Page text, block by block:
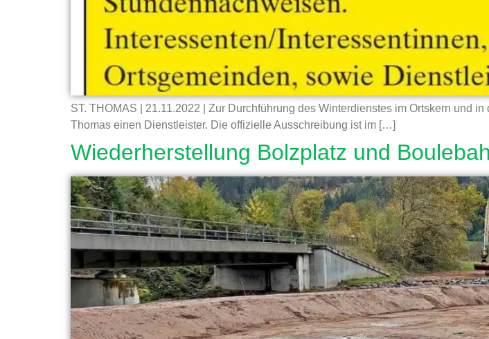
ST. THOMAS | 21.11.2022 | Zur Durchführung des Winterdienstes im Ortskern und
Thomas einen Dienstleister. Die offizielle Ausschreibung ist im […]
Wiederherstellung Bolzplatz und